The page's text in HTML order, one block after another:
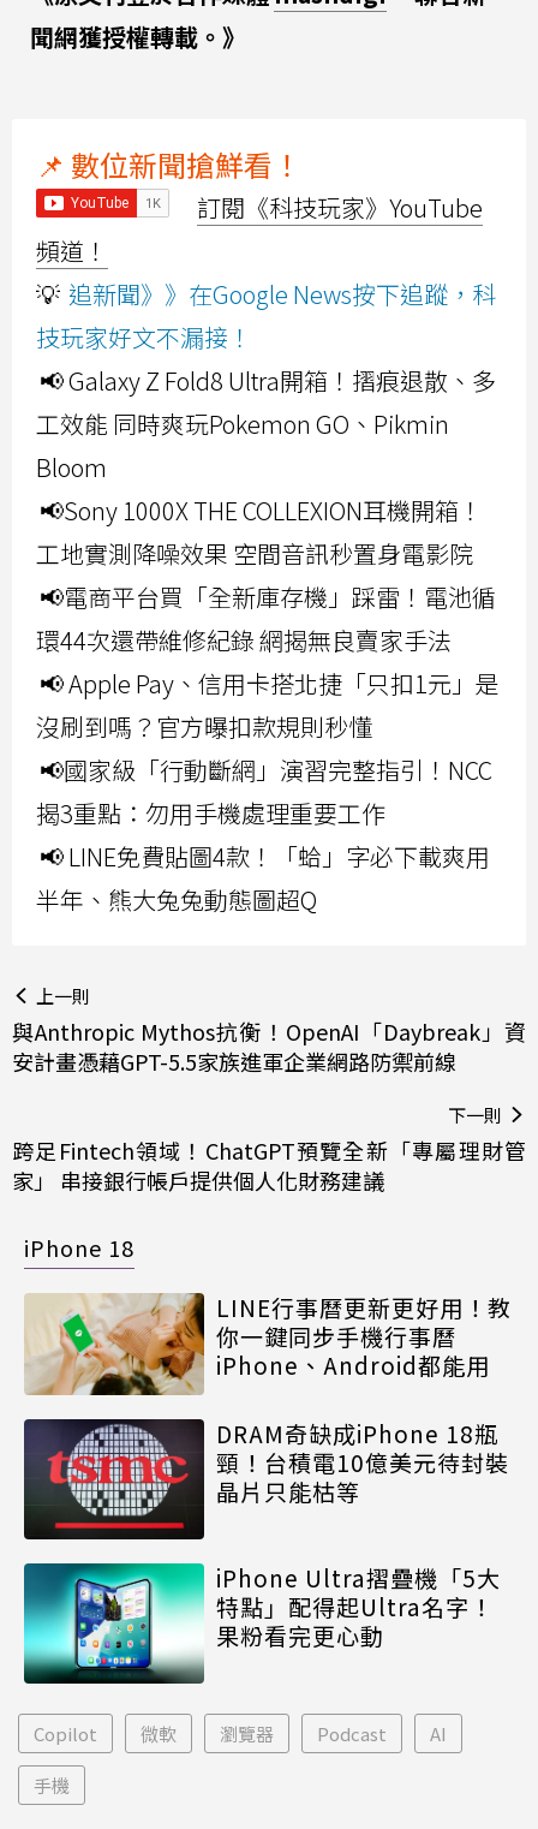
聞網獲授權轉載。》
📌 數位新聞搶鮮看！
訂閱《科技玩家》YouTube
頻道！
💡 追新聞》》在Google News按下追蹤，科
技玩家好文不漏接！
📢 Galaxy Z Fold8 Ultra開箱！摺痕退散、多
工效能 同時爽玩Pokemon GO、Pikmin
Bloom
📢Sony 1000X THE COLLEXION耳機開箱！
工地實測降噪效果 空間音訊秒置身電影院
📢電商平台買「全新庫存機」踩雷！電池循
環44次還帶維修紀錄 網揭無良賣家手法
📢 Apple Pay、信用卡搭北捷「只扣1元」是
沒刷到嗎？官方曝扣款規則秒懂
📢國家級「行動斷網」演習完整指引！NCC
揭3重點：勿用手機處理重要工作
📢 LINE免費貼圖4款！「蛤」字必下載爽用
半年、熊大兔兔動態圖超Q
上一則
與Anthropic Mythos抗衡！OpenAI「Daybreak」資
安計畫憑藉GPT-5.5家族進軍企業網路防禦前線
下一則
跨足Fintech領域！ChatGPT預覽全新「專屬理財管
家」 串接銀行帳戶提供個人化財務建議
iPhone 18
LINE行事曆更新更好用！教
你一鍵同步手機行事曆
iPhone、Android都能用
DRAM奇缺成iPhone 18瓶
頸！台積電10億美元待封裝
晶片只能枯等
iPhone Ultra摺疊機「5大
特點」配得起Ultra名字！
果粉看完更心動
Copilot 微軟 瀏覽器 Podcast AI
手機